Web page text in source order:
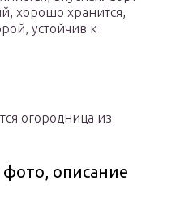
хорошо хранится,
устойчив к
огородница из
описание